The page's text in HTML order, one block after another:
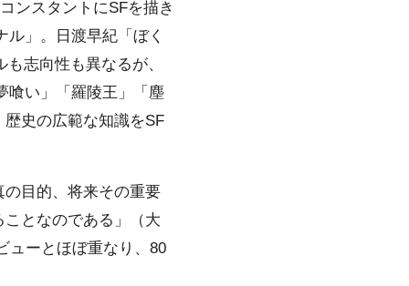
ンスタントにSFを描き
」。日渡早紀「ぼく
志向性も異なるが、
喰い」「羅陵王」「塵
史の広範な知識をSF
目的、将来その重要
となのである」（大
ューとほぼ重なり、80